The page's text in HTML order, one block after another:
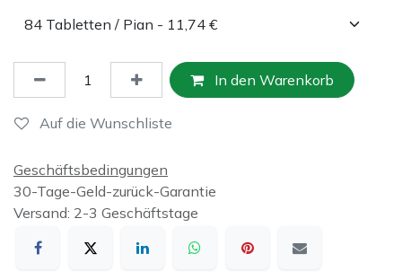
In den Warenkorb
Auf die Wunschliste
Geschäftsbedingungen
30-Tage-Geld-zurück-Garantie
Versand: 2-3 Geschäftstage